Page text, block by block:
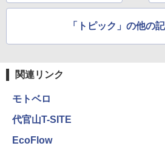
際に購入した参加者ま
「トピック」の他の
関連リンク
モトベロ
代官山T-SITE
EcoFlow